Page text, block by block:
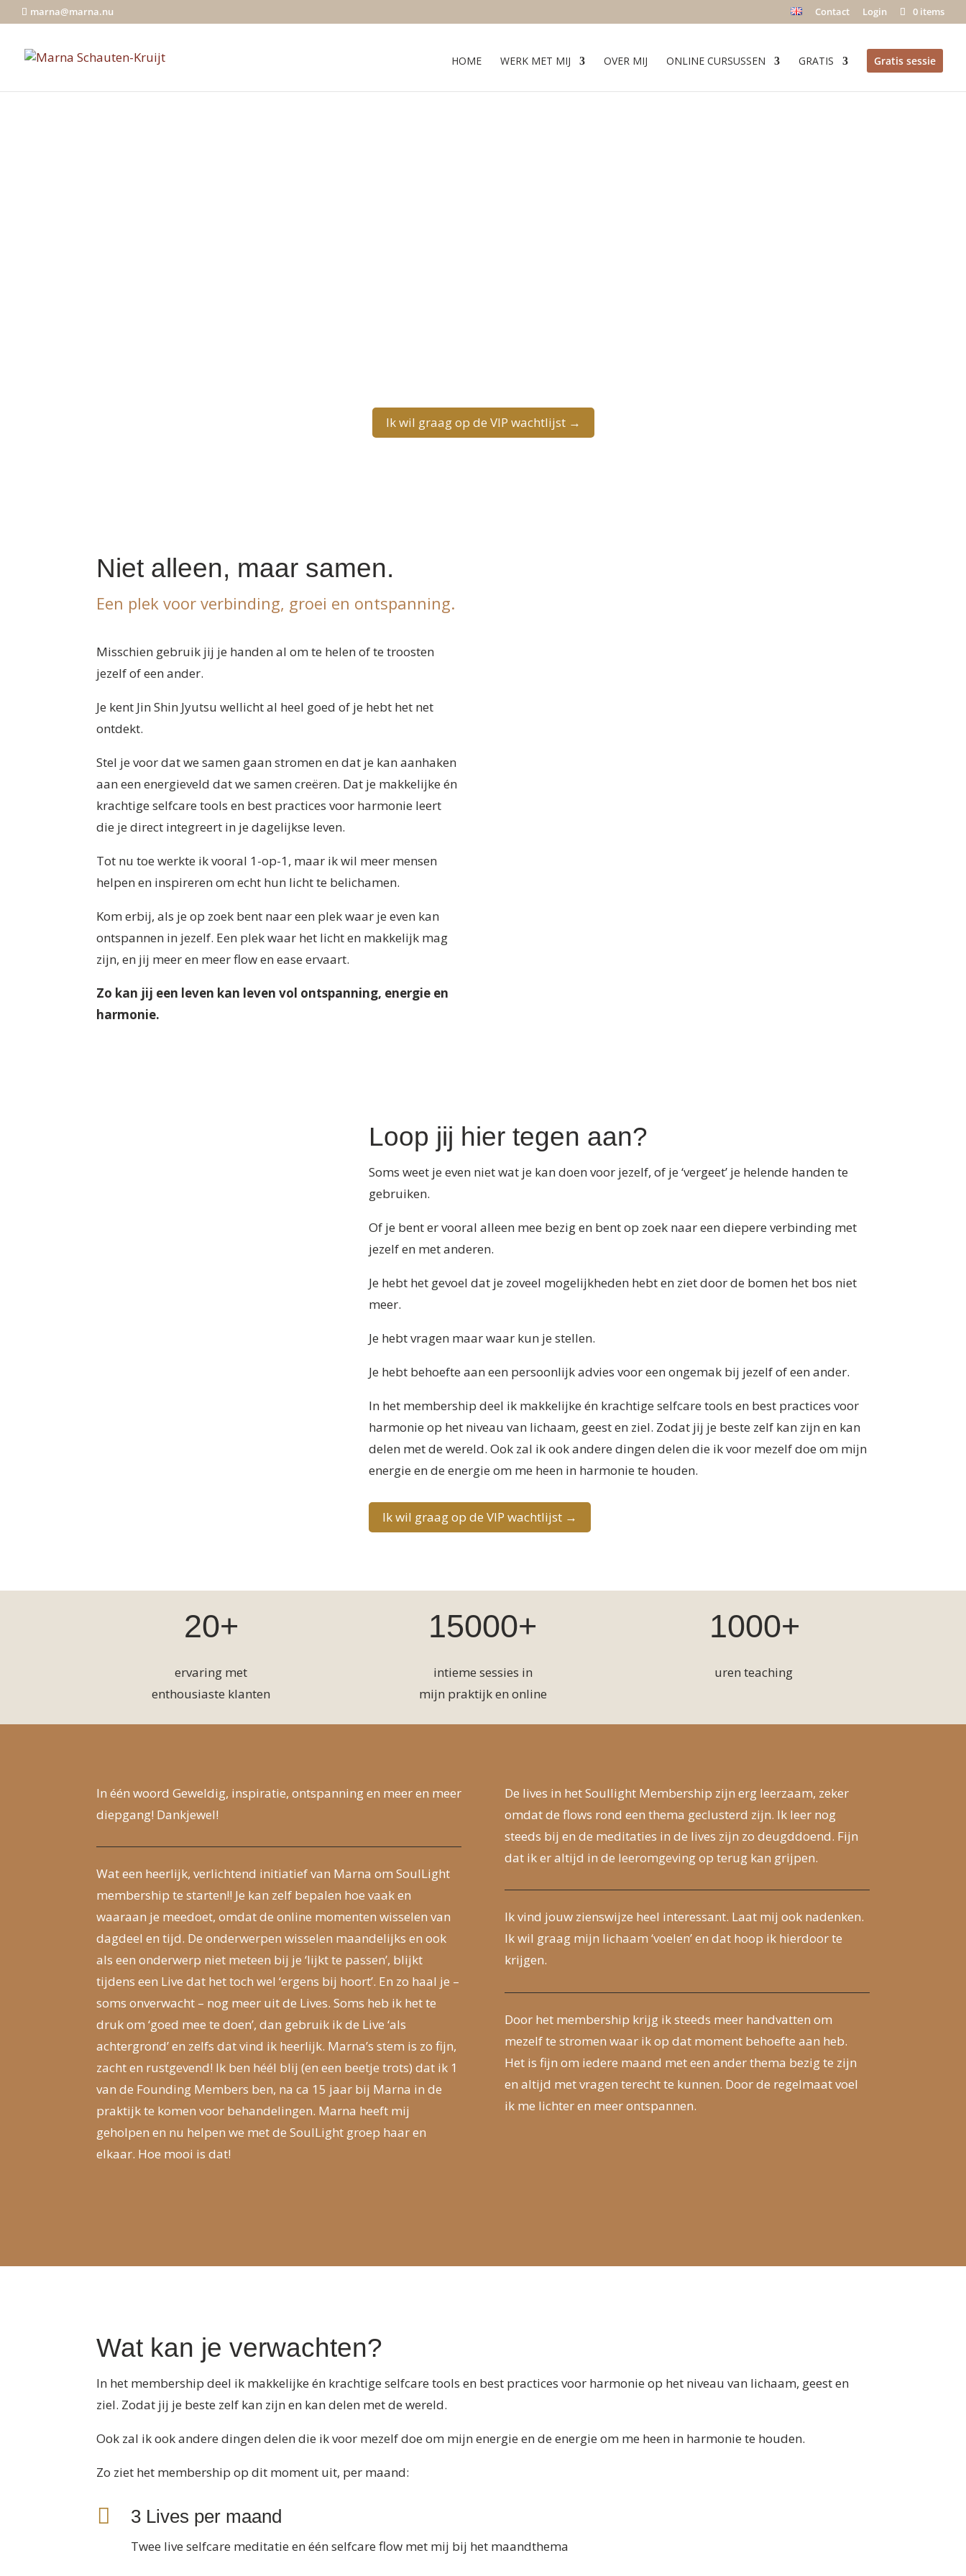
marna@marna.nu Contact Login 0 items
HOME WERK MET MIJ OVER MIJ ONLINE CURSUSSEN GRATIS Gratis sessie
Ik wil graag op de VIP wachtlijst →
Niet alleen, maar samen.
Een plek voor verbinding, groei en ontspanning.
Misschien gebruik jij je handen al om te helen of te troosten
jezelf of een ander.
Je kent Jin Shin Jyutsu wellicht al heel goed of je hebt het net
ontdekt.
Stel je voor dat we samen gaan stromen en dat je kan aanhaken
aan een energieveld dat we samen creëren. Dat je makkelijke én
krachtige selfcare tools en best practices voor harmonie leert
die je direct integreert in je dagelijkse leven.
Tot nu toe werkte ik vooral 1-op-1, maar ik wil meer mensen
helpen en inspireren om echt hun licht te belichamen.
Kom erbij, als je op zoek bent naar een plek waar je even kan
ontspannen in jezelf. Een plek waar het licht en makkelijk mag
zijn, en jij meer en meer flow en ease ervaart.
Zo kan jij een leven kan leven vol ontspanning, energie en
harmonie.
Loop jij hier tegen aan?
Soms weet je even niet wat je kan doen voor jezelf, of je ‘vergeet’ je helende handen te
gebruiken.
Of je bent er vooral alleen mee bezig en bent op zoek naar een diepere verbinding met
jezelf en met anderen.
Je hebt het gevoel dat je zoveel mogelijkheden hebt en ziet door de bomen het bos niet
meer.
Je hebt vragen maar waar kun je stellen.
Je hebt behoefte aan een persoonlijk advies voor een ongemak bij jezelf of een ander.
In het membership deel ik makkelijke én krachtige selfcare tools en best practices voor
harmonie op het niveau van lichaam, geest en ziel. Zodat jij je beste zelf kan zijn en kan
delen met de wereld. Ook zal ik ook andere dingen delen die ik voor mezelf doe om mijn
energie en de energie om me heen in harmonie te houden.
Ik wil graag op de VIP wachtlijst →
20+
ervaring met
enthousiaste klanten
15000+
intieme sessies in
mijn praktijk en online
1000+
uren teaching
In één woord Geweldig, inspiratie, ontspanning en meer en meer
diepgang! Dankjewel!
Wat een heerlijk, verlichtend initiatief van Marna om SoulLight
membership te starten!! Je kan zelf bepalen hoe vaak en
waaraan je meedoet, omdat de online momenten wisselen van
dagdeel en tijd. De onderwerpen wisselen maandelijks en ook
als een onderwerp niet meteen bij je ‘lijkt te passen’, blijkt
tijdens een Live dat het toch wel ‘ergens bij hoort’. En zo haal je –
soms onverwacht – nog meer uit de Lives. Soms heb ik het te
druk om ‘goed mee te doen’, dan gebruik ik de Live ‘als
achtergrond’ en zelfs dat vind ik heerlijk. Marna’s stem is zo fijn,
zacht en rustgevend! Ik ben héél blij (en een beetje trots) dat ik 1
van de Founding Members ben, na ca 15 jaar bij Marna in de
praktijk te komen voor behandelingen. Marna heeft mij
geholpen en nu helpen we met de SoulLight groep haar en
elkaar. Hoe mooi is dat!
De lives in het Soullight Membership zijn erg leerzaam, zeker
omdat de flows rond een thema geclusterd zijn. Ik leer nog
steeds bij en de meditaties in de lives zijn zo deugddoend. Fijn
dat ik er altijd in de leeromgeving op terug kan grijpen.
Ik vind jouw zienswijze heel interessant. Laat mij ook nadenken.
Ik wil graag mijn lichaam ‘voelen’ en dat hoop ik hierdoor te
krijgen.
Door het membership krijg ik steeds meer handvatten om
mezelf te stromen waar ik op dat moment behoefte aan heb.
Het is fijn om iedere maand met een ander thema bezig te zijn
en altijd met vragen terecht te kunnen. Door de regelmaat voel
ik me lichter en meer ontspannen.
Wat kan je verwachten?
In het membership deel ik makkelijke én krachtige selfcare tools en best practices voor harmonie op het niveau van lichaam, geest en
ziel. Zodat jij je beste zelf kan zijn en kan delen met de wereld.
Ook zal ik ook andere dingen delen die ik voor mezelf doe om mijn energie en de energie om me heen in harmonie te houden.
Zo ziet het membership op dit moment uit, per maand:
 3 Lives per maand
Twee live selfcare meditatie en één selfcare flow met mij bij het maandthema